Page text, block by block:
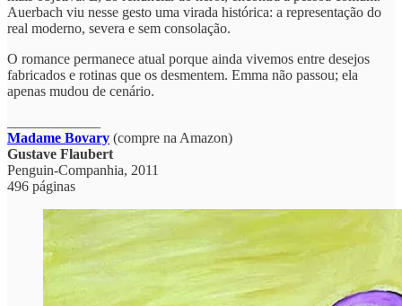
Auerbach viu nesse gesto uma virada histórica: a representação do
real moderno, severa e sem consolação.
O romance permanece atual porque ainda vivemos entre desejos
fabricados e rotinas que os desmentem. Emma não passou; ela
apenas mudou de cenário.
Madame Bovary (compre na Amazon)
Gustave Flaubert
‎Penguin-Companhia, 2011
496 páginas